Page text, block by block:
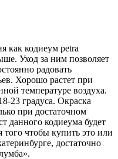
как кодиеум petra
Уход за ним позволяет
радовать
Хорошо растет при
температуре воздуха.
23 градуса. Окраска
при достаточном
данного кодиеума будет
чтобы купить это или
достаточно